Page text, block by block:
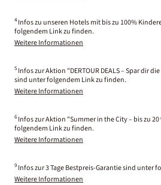
4 Infos zu unseren Hotels mit bis zu 100%
folgendem Link zu finden.
Weitere Informationen
5 Infos zur Aktion "DERTOUR DEALS – Spar dir
sind unter folgendem Link zu finden.
Weitere Informationen
6 Infos zur Aktion "Summer in the City – bis zu
folgendem Link zu finden.
Weitere Informationen
9 Infos zur 3 Tage Bestpreis-Garantie sind unter
Weitere Informationen